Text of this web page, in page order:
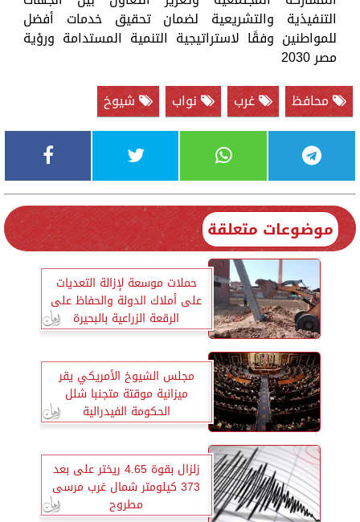
التنفيذية والتشريعية لضمان تحقيق خدمات أفضل
للمواطنين وفقًا لاستراتيجية التنمية المستدامة ورؤية
مصر 2030
محافظ
غرب نواب شيوخ
موضوعات متعلقة
حملات موسعة لإزالة التعديات
على أملاك الدولة والحفاظ على
الرقعة الزراعية بالبحيرة
مجلس الشيوخ الأمريكي يقر
ميزانية موقتة متجنبا شلل
الحكومة الفيدرالية
زلزال بقوة 4.65 ريختر على بعد
373 کیلومتر شمال غرب مرسى
مطروح